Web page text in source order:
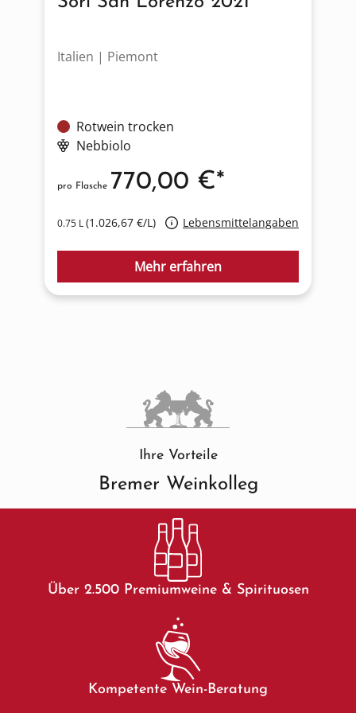
Italien | Piemont
Rotwein trocken
Nebbiolo
0.75 L(1.026,67 €/L) Lebensmittelangaben
pro Flasche 770,00 €*
Mehr erfahren
Ihre Vorteile
Bremer Weinkolleg
Über 2.500 Premiumweine & Spirituosen
Kompetente Wein-Beratung